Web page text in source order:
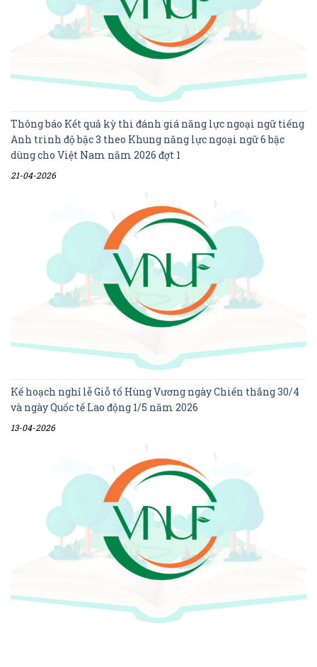
Thông báo Kết quả kỳ thi đánh giá năng lực ngoại ngữ tiếng
Anh trình độ bậc 3 theo Khung năng lực ngoại ngữ 6 bậc
dùng cho Việt Nam năm 2026 đợt 1
21-04-2026
Kế hoạch nghỉ lễ Giỗ tổ Hùng Vương ngày Chiến thắng 30/4
và ngày Quốc tế Lao động 1/5 năm 2026
13-04-2026